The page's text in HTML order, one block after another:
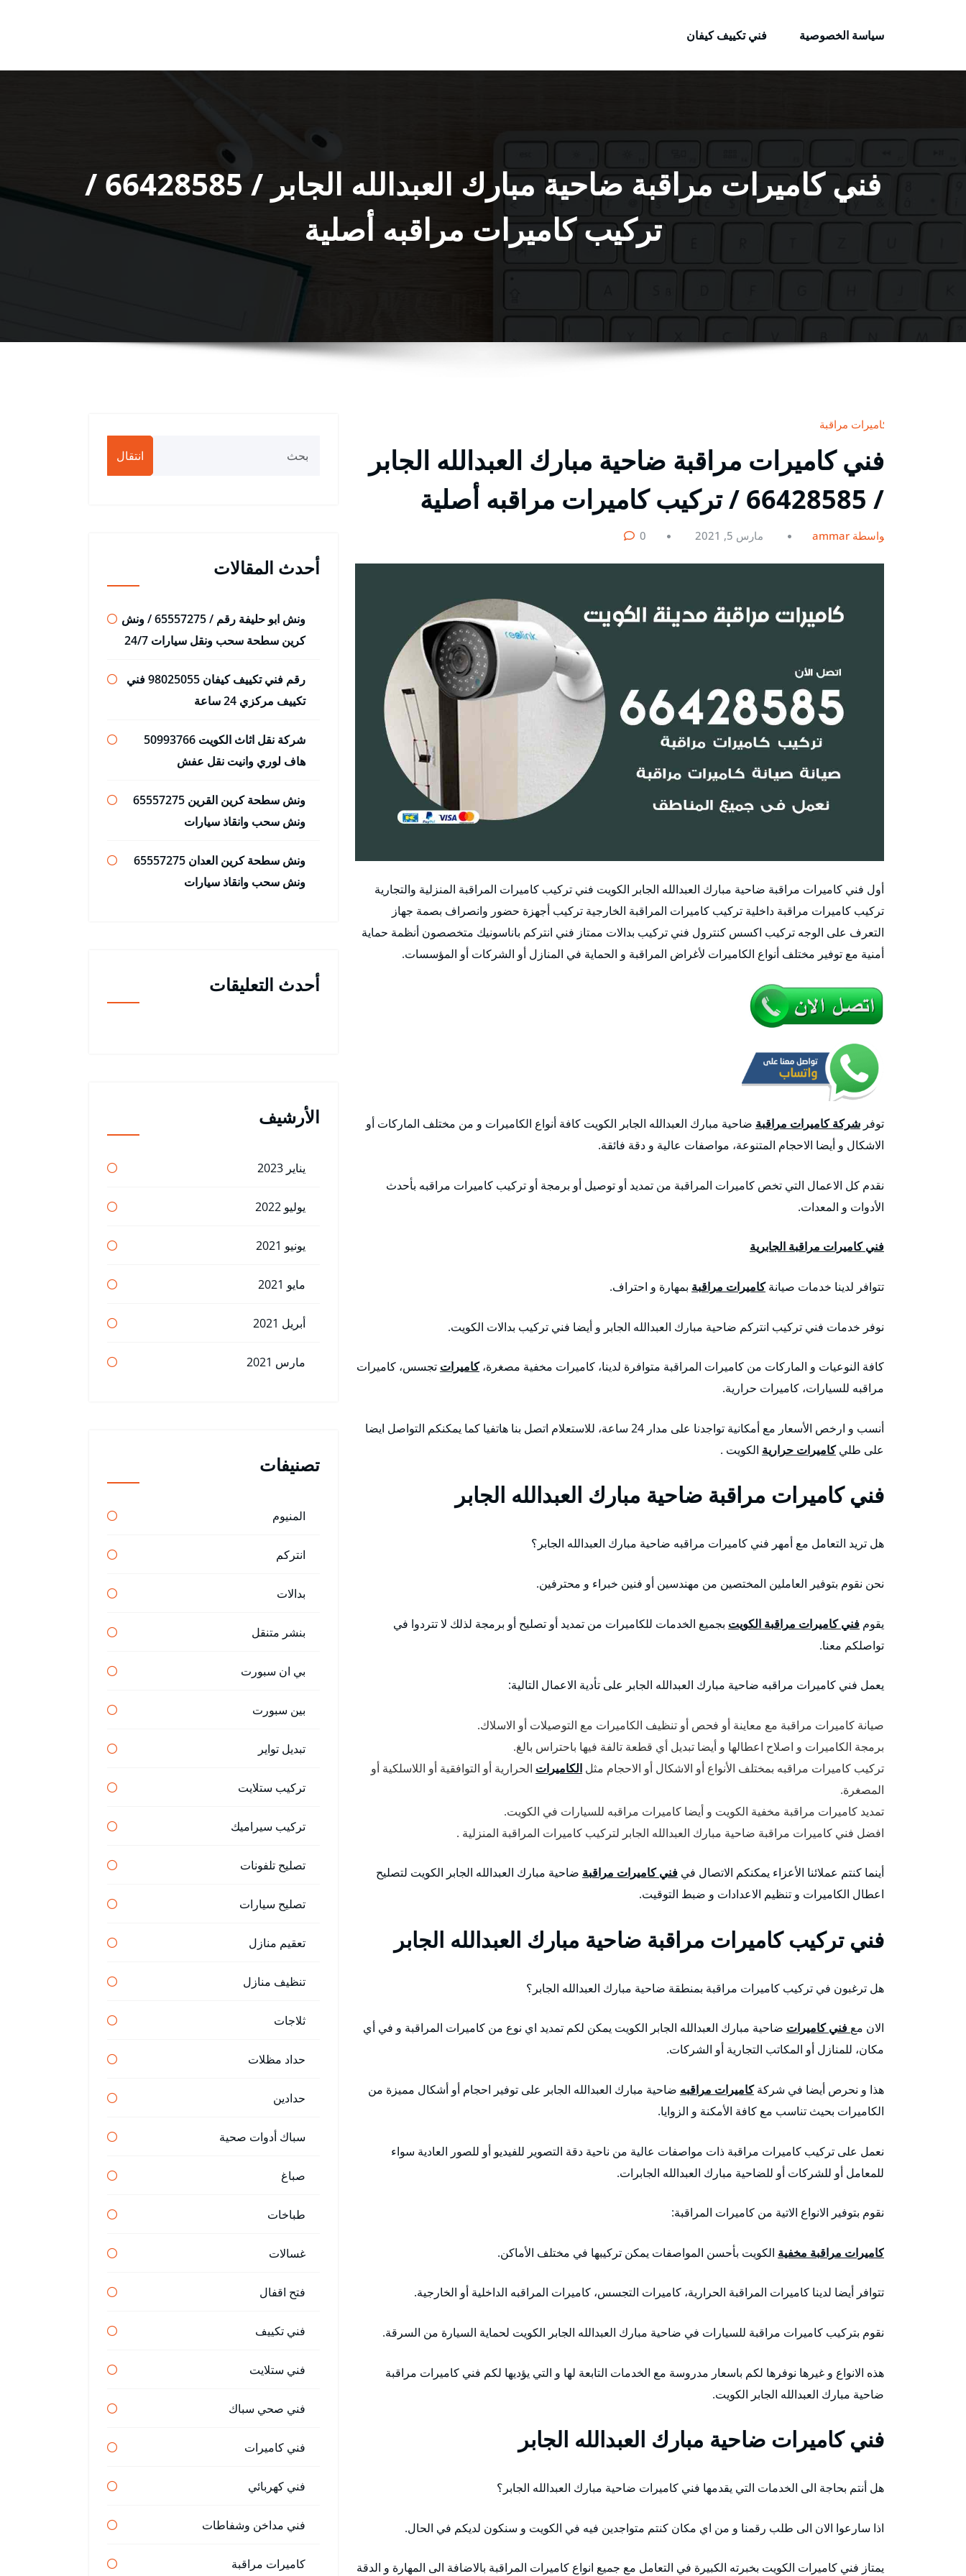
سياسة الخصوصية
فني تكييف كيفان
فني كاميرات مراقبة ضاحية مبارك العبدالله الجابر / 66428585 /
تركيب كاميرات مراقبه أصلية
كاميرات مراقبة
فني كاميرات مراقبة ضاحية مبارك العبدالله الجابر
/ 66428585 / تركيب كاميرات مراقبه أصلية
بواسطة ammar مارس 5, 2021 0
أول فني كاميرات مراقبة ضاحية مبارك العبدالله الجابر الكويت فني تركيب كاميرات المراقبة المنزلية والتجارية
تركيب كاميرات مراقبة داخلية تركيب كاميرات المراقبة الخارجية تركيب أجهزة حضور وانصراف بصمة جهاز
التعرف على الوجه تركيب اكسس كنترول فني تركيب بدالات ممتاز فني انتركم باناسونيك متخصصون أنظمة حماية
أمنية مع توفير مختلف أنواع الكاميرات لأغراض المراقبة و الحماية في المنازل أو الشركات أو المؤسسات.
توفر شركة كاميرات مراقبة ضاحية مبارك العبدالله الجابر الكويت كافة أنواع الكاميرات و من مختلف الماركات أو
الاشكال و أيضا الاحجام المتنوعة، مواصفات عالية و دقة فائقة.
نقدم كل الاعمال التي تخص كاميرات المراقبة من تمديد أو توصيل أو برمجة أو تركيب كاميرات مراقبه بأحدث
الأدوات و المعدات.
فني كاميرات مراقبة الجابرية
تتوافر لدينا خدمات صيانةكاميرات مراقبة بمهارة و احتراف.
نوفر خدمات فني تركيب انتركم ضاحية مبارك العبدالله الجابر و أيضا فني تركيب بدالات الكويت.
كافة النوعيات و الماركات من كاميرات المراقبة متوافرة لدينا، كاميرات مخفية مصغرة،كاميرات تجسس، كاميرات
مراقبه للسيارات، كاميرات حرارية.
أنسب و ارخص الأسعار مع أمكانية تواجدنا على مدار 24 ساعة، للاستعلام اتصل بنا هاتفيا كما يمكنكم التواصل ايضا
على طليكاميرات حرارية الكويت .
فني كاميرات مراقبة ضاحية مبارك العبدالله الجابر
هل تريد التعامل مع أمهر فني كاميرات مراقبه ضاحية مبارك العبدالله الجابر؟
نحن نقوم بتوفير العاملين المختصين من مهندسين أو فنين خبراء و محترفين.
يقوم فني كاميرات مراقبة الكويت بجميع الخدمات للكاميرات من تمديد أو تصليح أو برمجة لذلك لا تتردوا في
تواصلكم معنا.
يعمل فني كاميرات مراقبه ضاحية مبارك العبدالله الجابر على تأدية الاعمال التالية:
صيانة كاميرات مراقبة مع معاينة أو فحص أو تنظيف الكاميرات مع التوصيلات أو الاسلاك.
برمجة الكاميرات و اصلاح اعطالها و أيضا تبديل أي قطعة تالفة فيها باحتراس بالغ.
تركيب كاميرات مراقبه بمختلف الأنواع أو الاشكال أو الاحجام مثل الكاميرات الحرارية أو التوافقية أو اللاسلكية أو
المصغرة.
تمديد كاميرات مراقبة مخفية الكويت و أيضا كاميرات مراقبه للسيارات في الكويت.
افضل فني كاميرات مراقبة ضاحية مبارك العبدالله الجابر لتركيب كاميرات المراقبة المنزلية .
أينما كنتم عملائنا الأعزاء يمكنكم الاتصال في فني كاميرات مراقبة ضاحية مبارك العبدالله الجابر الكويت لتصليح
اعطال الكاميرات و تنظيم الاعدادات و ضبط التوقيت.
فني تركيب كاميرات مراقبة ضاحية مبارك العبدالله الجابر
هل ترغبون في تركيب كاميرات مراقبة بمنطقة ضاحية مبارك العبدالله الجابر؟
الان مع فني كاميرات ضاحية مبارك العبدالله الجابر الكويت يمكن لكم تمديد اي نوع من كاميرات المراقبة و في أي
مكان، للمنازل أو المكاتب التجارية أو الشركات.
هذا و نحرص أيضا في شركةكاميرات مراقبه ضاحية مبارك العبدالله الجابر على توفير احجام أو أشكال مميزة من
الكاميرات بحيث تناسب مع كافة الأمكنة و الزوايا.
نعمل على تركيب كاميرات مراقبة ذات مواصفات عالية من ناحية دقة التصوير للفيديو أو للصور العادية سواء
للمعامل أو للشركات أو للضاحية مبارك العبدالله الجابرات.
نقوم بتوفير الانواع الاتية من كاميرات المراقبة:
كاميرات مراقبة مخفية الكويت بأحسن المواصفات يمكن تركيبها في مختلف الأماكن.
تتوافر أيضا لدينا كاميرات المراقبة الحرارية، كاميرات التجسس، كاميرات المراقبه الداخلية أو الخارجية.
نقوم بتركيب كاميرات مراقبة للسيارات في ضاحية مبارك العبدالله الجابر الكويت لحماية السيارة من السرقة.
هذه الانواع و غيرها نوفرها لكم باسعار مدروسة مع الخدمات التابعة لها و التي يؤديها لكم فني كاميرات مراقبة
ضاحية مبارك العبدالله الجابر الكويت.
فني كاميرات ضاحية مبارك العبدالله الجابر
هل أنتم بحاجة الى الخدمات التي يقدمها فني كاميرات ضاحية مبارك العبدالله الجابر؟
اذا سارعوا الان الى طلب رقمنا و من اي مكان كنتم متواجدين فيه في الكويت و سنكون لديكم في الحال.
يمتاز فني كاميرات الكويت بخبرته الكبيرة في التعامل مع جميع انواع كاميرات المراقبة بالاضافة الى المهارة و الدقة
انتقال
أحدث المقالات
ونش ابو حليفة رقم / 65557275 / ونش
كرين سطحة سحب ونقل سيارات 24/7
رقم فني تكييف كيفان 98025055 فني
تكييف مركزي 24 ساعة
شركة نقل اثاث الكويت 50993766
هاف لوري وانيت نقل عفش
ونش سطحة كرين القرين 65557275
ونش سحب وانقاذ سيارات
ونش سطحة كرين العدان 65557275
ونش سحب وانقاذ سيارات
أحدث التعليقات
الأرشيف
يناير 2023
يوليو 2022
يونيو 2021
مايو 2021
أبريل 2021
مارس 2021
تصنيفات
المنيوم
انتركم
بدالات
بنشر متنقل
بي ان سبورت
بين سبورت
تبديل تواير
تركيب ستلايت
تركيب سيراميك
تصليح تلفونات
تصليح سيارات
تعقيم منازل
تنظيف منازل
ثلاجات
حداد مظلات
حدادين
سباك أدوات صحية
صباغ
طباخات
غسالات
فتح اقفال
فني تكييف
فني ستلايت
فني صحي سباك
فني كاميرات
فني كهربائي
فني مداخن وشفاطات
كاميرات مراقبة